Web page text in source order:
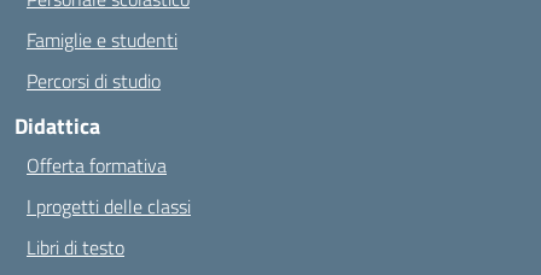
Famiglie e studenti
Percorsi di studio
Didattica
Offerta formativa
I progetti delle classi
Libri di testo